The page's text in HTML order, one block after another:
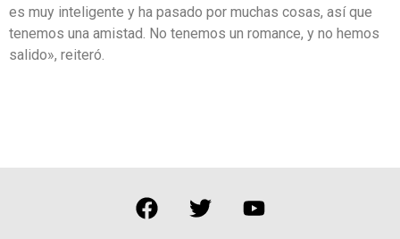
es muy inteligente y ha pasado por muchas cosas, así que
tenemos una amistad. No tenemos un romance, y no hemos
salido», reiteró.